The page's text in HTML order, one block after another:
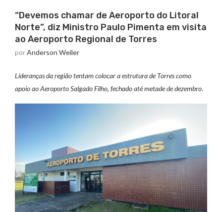
“Devemos chamar de Aeroporto do Litoral
Norte”, diz Ministro Paulo Pimenta em visita
ao Aeroporto Regional de Torres
porAnderson Weiler
Lideranças da região tentam colocar a estrutura de Torres como
apoio ao Aeroporto Salgado Filho, fechado até metade de dezembro.